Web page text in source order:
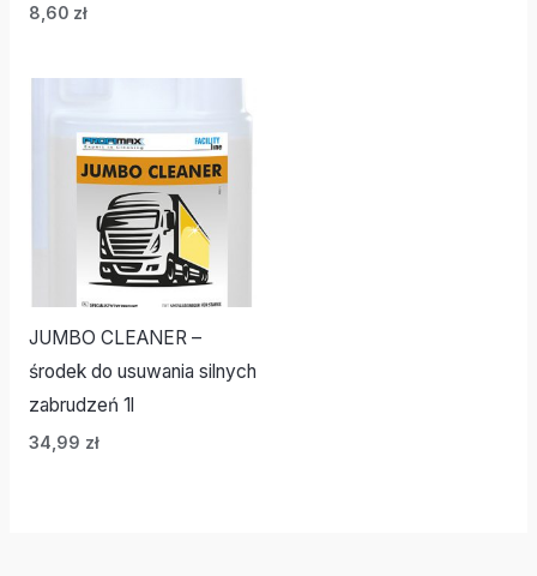
8,60 zł
JUMBO CLEANER –
środek do usuwania silnych
zabrudzeń 1l
34,99 zł